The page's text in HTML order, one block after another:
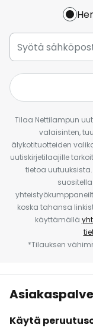
Tilaa Nettilampun
valaisinten,
älykotituotteiden
uutiskirjetilaajille
tietoa
koska tahansa
käyttämällä
*Tilauksen
Käytä